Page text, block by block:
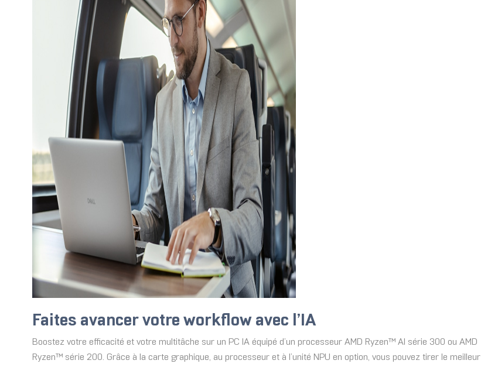
Faites avancer votre workflow avec l’IA
Boostez votre efficacité et votre multitâche sur un PC IA équipé d’un processeur AMD Ryzen™ AI série 300 ou AMD
Ryzen™ série 200. Grâce à la carte graphique, au processeur et à l’unité NPU en option, vous pouvez tirer le meilleur